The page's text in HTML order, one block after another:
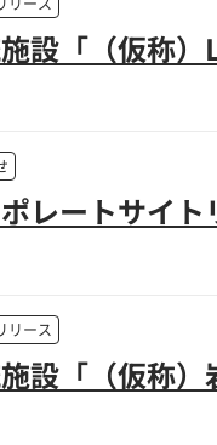
設「（仮称
レートサイ
リース
設「（仮称